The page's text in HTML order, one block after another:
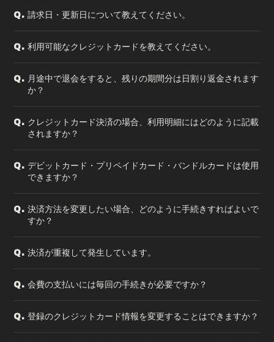
Q. 請求日・更新日について教えてください。
Q. 利用可能なクレジットカードを教えてください。
Q. 月途中で退会をすると、残りの期間分は日割り返金されます
か？
Q. クレジットカード決済の場合、利用明細にはどのように記載
されますか？
Q. デビットカード・プリペイドカード・バンドルカードは使用
できますか？
Q. 決済方法を変更したい場合、どのように手続きすればよいで
すか？
Q. 決済が重複して発生しています。
Q. 会費の支払いには毎回の手続きが必要ですか？
Q. 登録のクレジットカード情報を変更することはできますか？